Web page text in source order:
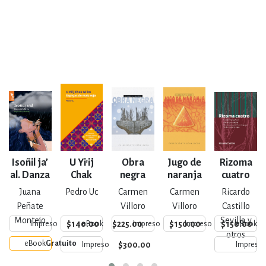
Isoñil ja’
al. Danza
de la
lluvia
Juana
Peñate
Montejo
Impreso $140.00
eBookGratuito
U Yi’ij
Chak
Ixi’im.
rojo
Pedro Uc
eBook $225.00
Impreso $300.00
Obra
negra
Carmen
Villoro
Impreso $150.00
Jugo de
naranja
Carmen
Villoro
Impreso $150.00
Rizoma
cuatro
Ricardo
Castillo
Sevilla y
otros
eBook
Impreso